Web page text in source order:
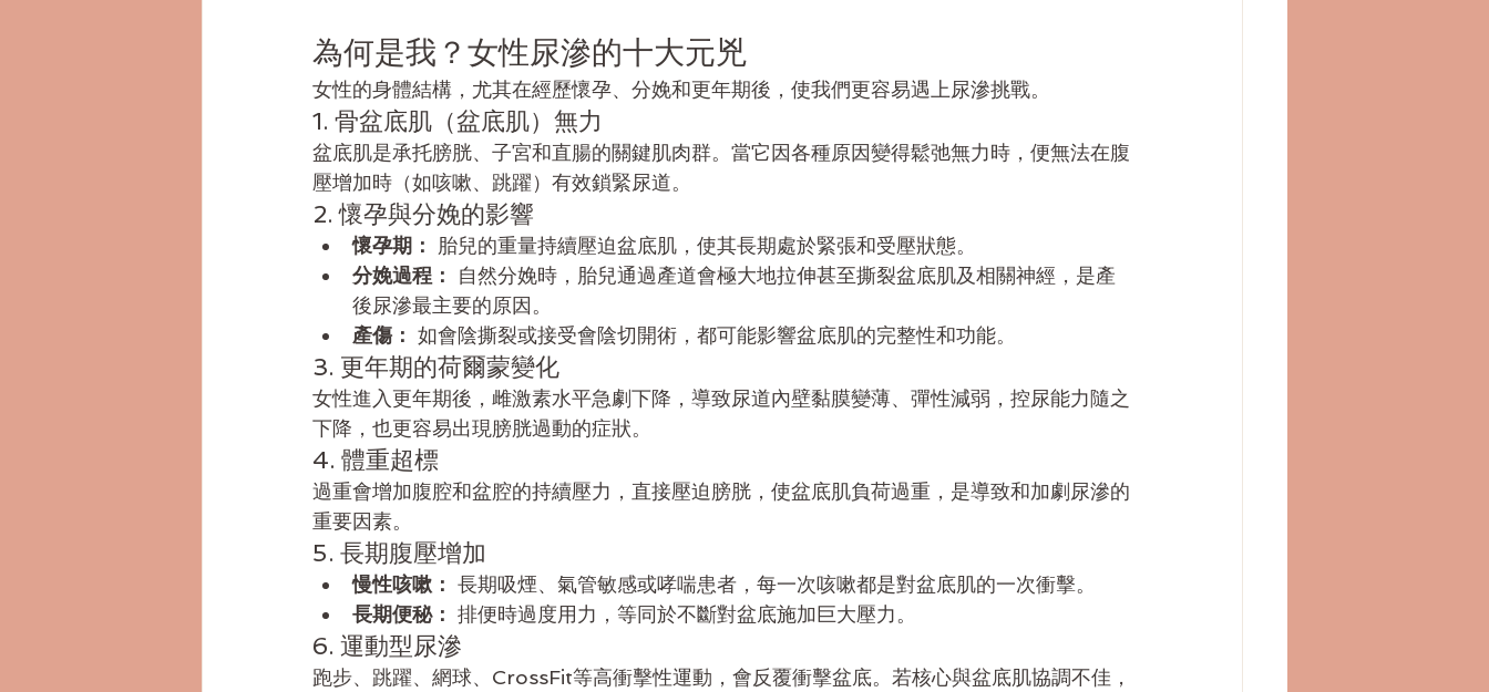
為何是我？女性尿滲的十大元兇
女性的身體結構，尤其在經歷懷孕、分娩和更年期後，使我們更容易遇上尿滲挑戰。
1. 骨盆底肌（盆底肌）無力
盆底肌是承托膀胱、子宮和直腸的關鍵肌肉群。當它因各種原因變得鬆弛無力時，便無法在腹
壓增加時（如咳嗽、跳躍）有效鎖緊尿道。
2. 懷孕與分娩的影響
懷孕期：
胎兒的重量持續壓迫盆底肌，使其長期處於緊張和受壓狀態。
分娩過程：
自然分娩時，胎兒通過產道會極大地拉伸甚至撕裂盆底肌及相關神經，是產
後尿滲最主要的原因。
產傷： 如會陰撕裂或接受會陰切開術，都可能影響盆底肌的完整性和功能。
3. 更年期的荷爾蒙變化
女性進入更年期後，雌激素水平急劇下降，導致尿道內壁黏膜變薄、彈性減弱，控尿能力隨之
下降，也更容易出現膀胱過動的症狀。
4. 體重超標
過重會增加腹腔和盆腔的持續壓力，直接壓迫膀胱，使盆底肌負荷過重，是導致和加劇尿滲的
重要因素。
5. 長期腹壓增加
慢性咳嗽： 長期吸煙、氣管敏感或哮喘患者，每一次咳嗽都是對盆底肌的一次衝擊。
長期便秘： 排便時過度用力，等同於不斷對盆底施加巨大壓力。
6. 運動型尿滲
跑步、跳躍、網球、CrossFit等高衝擊性運動，會反覆衝擊盆底。若核心與盆底肌協調不佳，